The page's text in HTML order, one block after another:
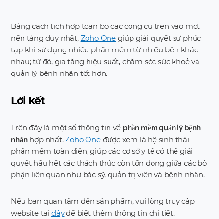
Bằng cách tích hợp toàn bộ các công cụ trên vào một
nền tảng duy nhất, Zoho One giúp giải quyết sự phức
tạp khi sử dụng nhiều phần mềm từ nhiều bên khác
nhau; từ đó, gia tăng hiệu suất, chăm sóc sức khoẻ và
quản lý bệnh nhân tốt hơn.
Lời kết
Trên đây là một số thông tin về phần mềm quản lý bệnh
nhânhợp nhất.Zoho Oneđược xem là hệ sinh thái
phần mềm toàn diện, giúp các cơ sở y tế có thể giải
quyết hầu hết các thách thức còn tồn đọng giữa các bộ
phận liên quan như bác sỹ, quản trị viên và bệnh nhân.
Nếu bạn quan tâm đến sản phẩm, vui lòng truy cập
website tạiđâyđể biết thêm thông tin chi tiết.